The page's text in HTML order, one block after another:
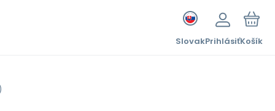
SlovakPrihlásiťKošík